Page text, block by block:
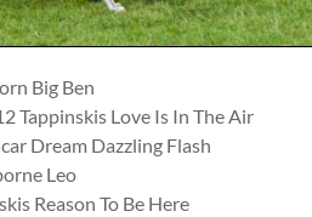
Big Ben
Tappinskis Love Is In The Air
Dream Dazzling Flash
Leo
Reason To Be Here